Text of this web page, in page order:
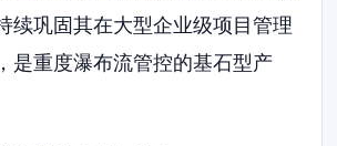
续巩固其在大型企业级项目管理
是重度瀑布流管控的基石型产